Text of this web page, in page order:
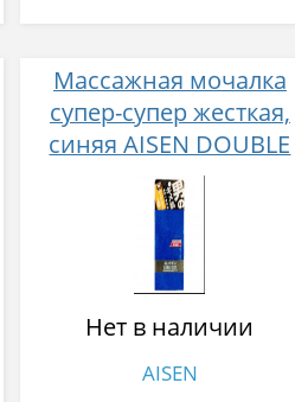
Массажная мочалка
супер-супер жесткая,
синяя AISEN DOUBLE
SUPER HARD 30x120 см,
нейлон 100%
Нет в наличии
AISEN